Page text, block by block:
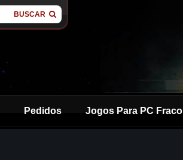
BUSCAR
Pedidos Jogos Para PC Fraco